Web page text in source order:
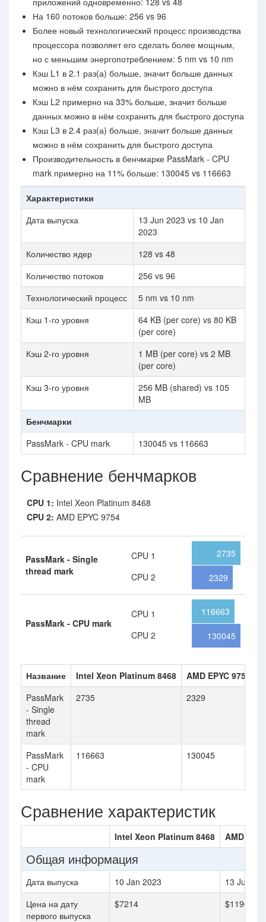
На 160 потоков больше: 256 vs 96
Более новый технологический процесс производства
процессора позволяет его сделать более мощным,
но с меньшим энергопотреблением: 5 nm vs 10 nm
Кэш L1 в 2.1 раз(а) больше, значит больше данных
можно в нём сохранить для быстрого доступа
Кэш L2 примерно на 33% больше, значит больше
данных можно в нём сохранить для быстрого доступа
Кэш L3 в 2.4 раз(а) больше, значит больше данных
можно в нём сохранить для быстрого доступа
Производительность в бенчмарке PassMark - CPU
mark примерно на 11% больше: 130045 vs 116663
Характеристики
Дата выпуска
13 Jun 2023 vs 10 Jan
2023
Количество ядер
128 vs 48
Количество потоков
256 vs 96
Технологический процесс
5 nm vs 10 nm
Кэш 1-го уровня
64 KB (per core) vs 80 KB
(per core)
Кэш 2-го уровня
1 MB (per core) vs 2 MB
(per core)
Кэш 3-го уровня
256 MB (shared) vs 105
MB
Бенчмарки
PassMark - CPU mark
130045 vs 116663
Сравнение бенчмарков
CPU 1: Intel Xeon Platinum 8468
CPU 2: AMD EPYC 9754
PassMark - Single
thread mark
CPU 1
CPU 2
2735
2329
PassMark - CPU mark
CPU 1
CPU 2
116663
130045
Название Intel Xeon Platinum 8468
AMD EPYC 9754
PassMark
- Single
thread
mark
2735 2329
PassMark
- CPU
mark
116663 130045
Сравнение характеристик
Intel Xeon Platinum 8468 AMD
Общая информация
Дата выпуска 10 Jan 2023
13 Jun
Цена на дату
первого выпуска
$7214 $11900